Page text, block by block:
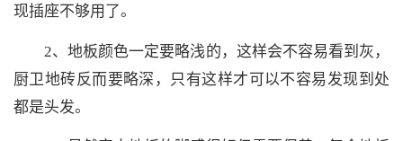
现插座不够用了。
2、地板颜色一定要略浅的，这样会不容易看到灰，
厨卫地砖反而要略深，只有这样才可以不容易发现到处
都是头发。